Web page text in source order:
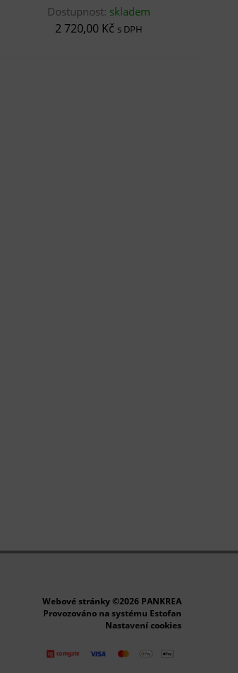
Dostupnost: skladem
2 720,00 Kč s DPH
Webové stránky ©2026 PANKREA
Provozováno na systému Estofan
Nastavení cookies